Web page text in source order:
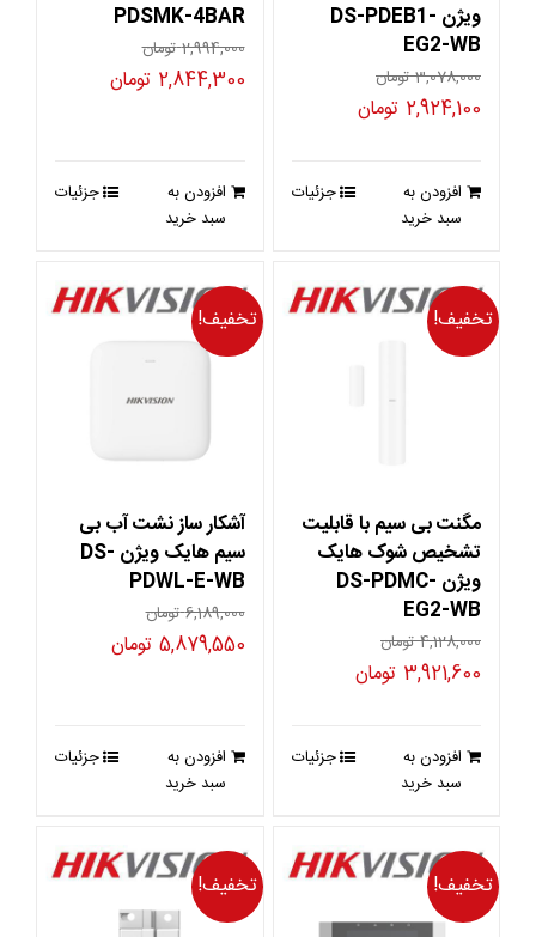
ویژن DS-PDEB1-
EG2-WB
3,078,000تومان
قیمت
بود.
2,924,100 تومانقیمت
است.
افزودن به
سبد خرید
جزئیات
PDSMK-4BAR
2,994,000تومان
قیمت
2,844,300 تومانقیمت
افزودن به
سبد خرید
جزئیات
تخفیف!
مگنت بی سیم با قابلیت
تشخیص شوک هایک
ویژن DS-PDMC-
EG2-WB
4,128,000تومان
قیمت
بود.
3,921,600 تومانقیمت
است.
افزودن به
سبد خرید
جزئیات
تخفیف!
آشکار ساز نشت آب بی
سیم هایک ویژن DS-
PDWL-E-WB
6,189,000تومان
قیمت
5,879,550 تومانقیمت
افزودن به
سبد خرید
جزئیات
تخفیف! تخفیف!